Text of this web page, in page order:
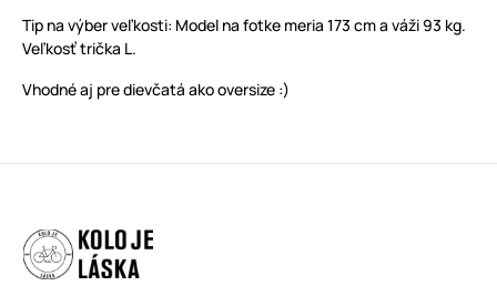
Tip na výber veľkosti: Model na fotke meria 173 cm a váži 93 kg.
Veľkosť trička L.
Vhodné aj pre dievčatá ako oversize :)